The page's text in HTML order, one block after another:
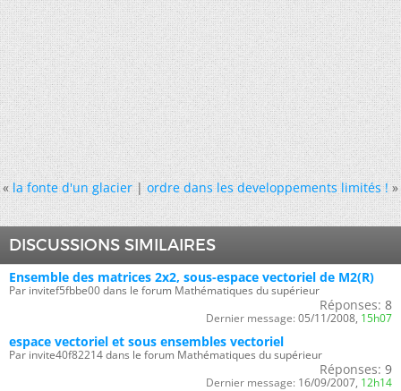
« la fonte d'un glacier|ordre dans les developpements limités ! »
DISCUSSIONS SIMILAIRES
Ensemble des matrices 2x2, sous-espace vectoriel de M2(R)
Par invitef5fbbe00 dans le forum Mathématiques du supérieur
Réponses: 8
Dernier message: 05/11/2008, 15h07
espace vectoriel et sous ensembles vectoriel
Par invite40f82214 dans le forum Mathématiques du supérieur
Réponses: 9
Dernier message: 16/09/2007, 12h14